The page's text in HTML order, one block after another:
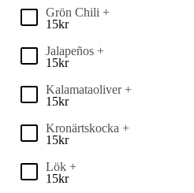
Grön Chili +
15kr
Jalapeños +
15kr
Kalamataoliver +
15kr
Kronärtskocka +
15kr
Lök +
15kr